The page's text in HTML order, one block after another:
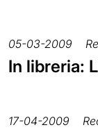
05-03-2009
In libreria:
17-04-2009